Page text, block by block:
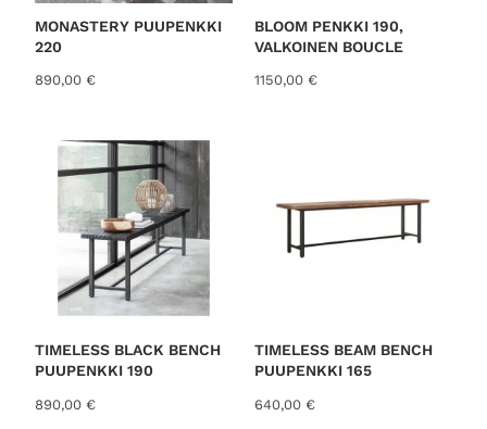
MONASTERY PUUPENKKI
220
890,00 €
BLOOM PENKKI 190,
VALKOINEN BOUCLE
1150,00 €
TIMELESS BLACK BENCH
PUUPENKKI 190
890,00 €
TIMELESS BEAM BENCH
PUUPENKKI 165
640,00 €